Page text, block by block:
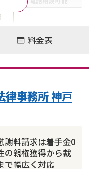
離婚裁判
モラハラ
熟年離婚
料金表
謝料請求は着手金0
の親権獲得から裁
で幅広く対応
律事務所 神戸